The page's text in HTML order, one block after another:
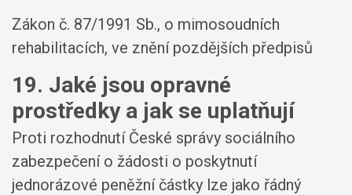
Zákon č. 87/1991 Sb., o mimosoudních
rehabilitacích, ve znění pozdějších předpisů
19. Jaké jsou opravné
prostředky a jak se uplatňují
Proti rozhodnutí České správy sociálního
zabezpečení o žádosti o poskytnutí
jednorázové peněžní částky lze jako řádný